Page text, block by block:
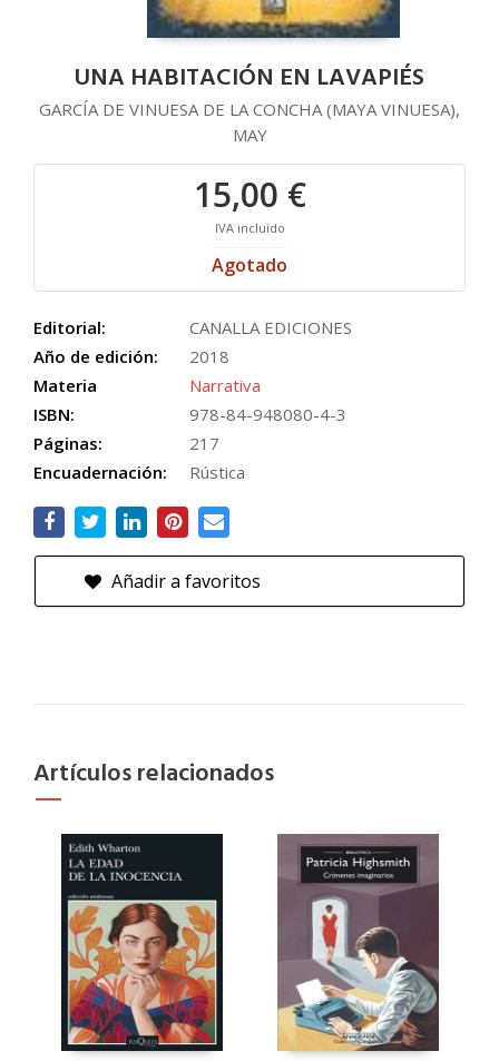
UNA HABITACIÓN EN LAVAPIÉS
GARCÍA DE VINUESA DE LA CONCHA (MAYA VINUESA),
MAY
15,00 €
IVA incluido
Agotado
Editorial:
CANALLA EDICIONES
Año de edición:
2018
Materia
Narrativa
ISBN:
978-84-948080-4-3
Páginas:
217
Encuadernación:
Rústica
Añadir a favoritos
Artículos relacionados